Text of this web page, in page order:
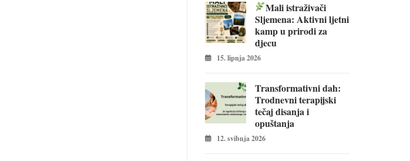
Mali istraživači
Sljemena: Aktivni ljetni
kamp u prirodi za
djecu
15. lipnja 2026
Transformativni dah:
Trodnevni terapijski
tečaj disanja i
opuštanja
12. svibnja 2026